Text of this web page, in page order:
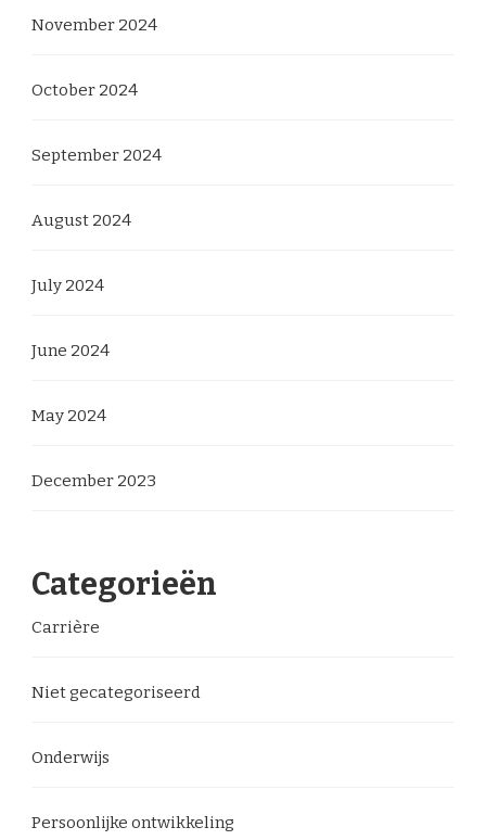
November 2024
October 2024
September 2024
August 2024
July 2024
June 2024
May 2024
December 2023
Categorieën
Carrière
Niet gecategoriseerd
Onderwijs
Persoonlijke ontwikkeling